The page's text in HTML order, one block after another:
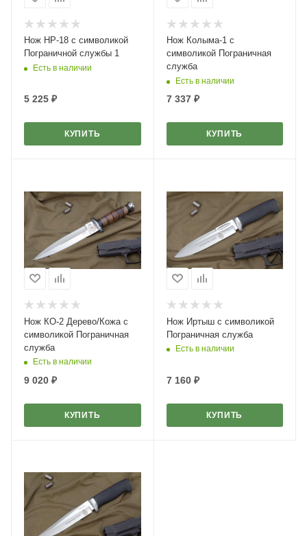
Нож НР-18 с символикой
Пограничной службы 1
Есть в наличии
5 225 ₽
КУПИТЬ
Нож Колыма-1 с
символикой Пограничная
служба
Есть в наличии
7 337₽
КУПИТЬ
Нож КО-2 Дерево/Кожа с
символикой Пограничная
служба
Есть в наличии
9 020 ₽
КУПИТЬ
Нож Иртыш с символикой
Пограничная служба
Есть в наличии
7 160₽
КУПИТЬ